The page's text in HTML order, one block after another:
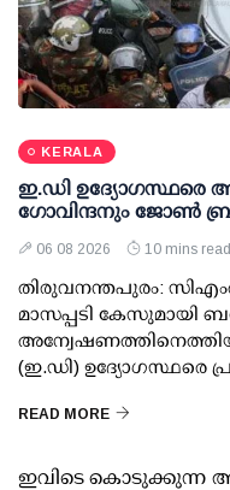
KERALA
ഇ.ഡി ഉദ്യോഗസ്ഥരെ
ഗോവിന്ദനും ജോണ്‍
06 08 2026 10 mins read
തിരുവനന്തപുരം:
മാസപ്പടി കേസുമായി
(ഇ.ഡി) ഉദ്യോഗസ്ഥരെ
READ MORE
ഇവിടെ കൊടുക്കുന്ന